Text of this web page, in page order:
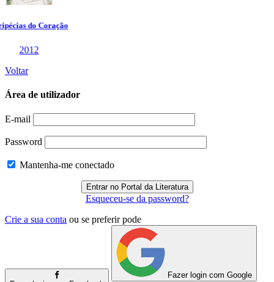
Voltar
Área de utilizador
E-mail
Password
Mantenha-me conectado
Esqueceu-se da password?
Crie a sua conta ou se preferir pode
Fazer login com Google